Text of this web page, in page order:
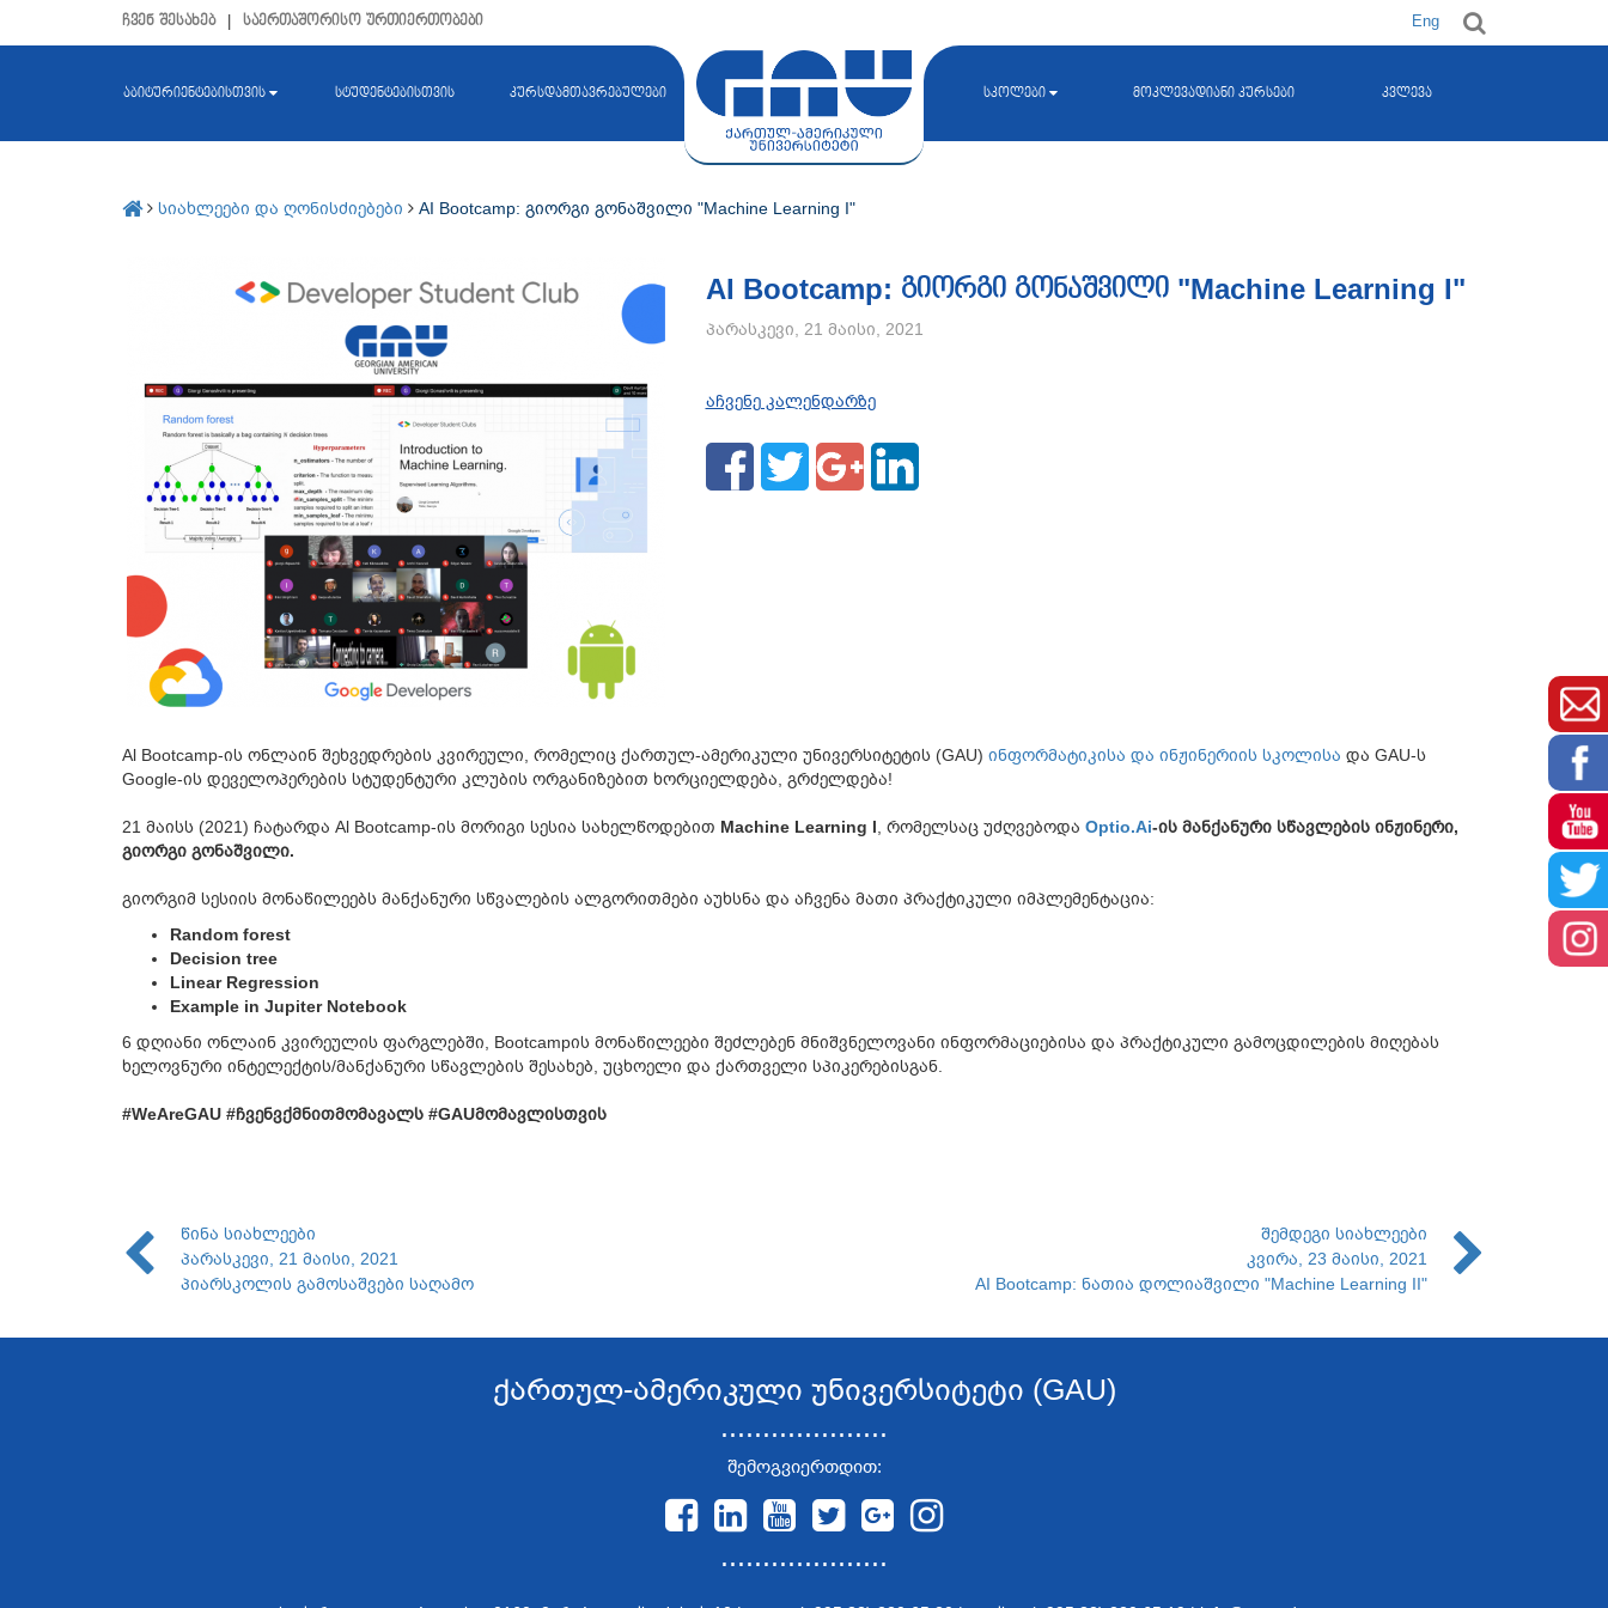
ჩვენ შესახებ საერთაშორისო ურთიერთობები Eng
აბიტურიენტებისთვის სტუდენტებისთვის კურსდამთავრებულები სკოლები მოკლევადიანი კურსები კვლევა
სიახლეები და ღონისძიებები AI Bootcamp: გიორგი გონაშვილი "Machine Learning I"
AI Bootcamp: გიორგი გონაშვილი "Machine Learning I"
პარასკევი, 21 მაისი, 2021
აჩვენე კალენდარზე
Al Bootcamp-ის ონლაინ შეხვედრების კვირეული, რომელიც ქართულ-ამერიკული უნივერსიტეტის (GAU) ინფორმატიკისა და ინჟინერიის სკოლისა და GAU-ს
Google-ის დეველოპერების სტუდენტური კლუბის ორგანიზებით ხორციელდება, გრძელდება!
21 მაისს (2021) ჩატარდა Al Bootcamp-ის მორიგი სესია სახელწოდებით Machine Learning l , რომელსაც უძღვებოდა Optio.Ai-ის მანქანური სწავლების ინჟინერი,
გიორგი გონაშვილი.
გიორგიმ სესიის მონაწილეებს მანქანური სწვალების ალგორითმები აუხსნა და აჩვენა მათი პრაქტიკული იმპლემენტაცია:
Random forest
Decision tree
Linear Regression
Example in Jupiter Notebook
6 დღიანი ონლაინ კვირეულის ფარგლებში, Bootcampის მონაწილეები შეძლებენ მნიშვნელოვანი ინფორმაციებისა და პრაქტიკული გამოცდილების მიღებას
ხელოვნური ინტელექტის/მანქანური სწავლების შესახებ, უცხოელი და ქართველი სპიკერებისგან.
#WeAreGAU #ჩვენვქმნითმომავალს #GAUმომავლისთვის
წინა სიახლეები
პარასკევი, 21 მაისი, 2021
პიარსკოლის გამოსაშვები საღამო
შემდეგი სიახლეები
კვირა, 23 მაისი, 2021
AI Bootcamp: ნათია დოლიაშვილი "Machine Learning II"
ქართულ-ამერიკული უნივერსიტეტი (GAU)
....................
შემოგვიერთდით:
....................